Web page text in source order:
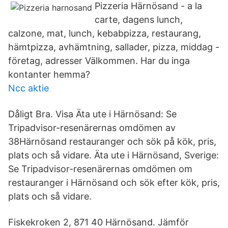
Pizzeria Härnösand - a la
carte, dagens lunch,
calzone, mat, lunch, kebabpizza, restaurang,
hämtpizza, avhämtning, sallader, pizza, middag -
företag, adresser Välkommen. Har du inga
kontanter hemma?
Ncc aktie
Dåligt Bra. Visa Äta ute i Härnösand: Se
Tripadvisor-resenärernas omdömen av
38Härnösand restauranger och sök på kök, pris,
plats och så vidare. Äta ute i Härnösand, Sverige:
Se Tripadvisor-resenärernas omdömen om
restauranger i Härnösand och sök efter kök, pris,
plats och så vidare.
Fiskekroken 2, 871 40 Härnösand. Jämför